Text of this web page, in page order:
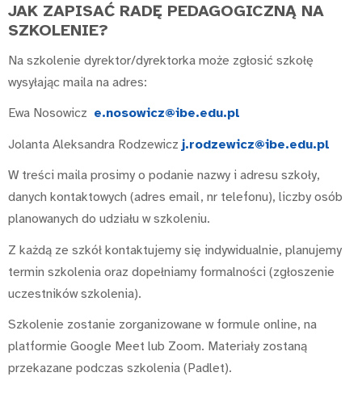
JAK ZAPISAĆ RADĘ PEDAGOGICZNĄ NA
SZKOLENIE?
Na szkolenie dyrektor/dyrektorka może zgłosić szkołę
wysyłając maila na adres:
Ewa Nosowicz e.nosowicz@ibe.edu.pl
Jolanta Aleksandra Rodzewicz j.rodzewicz@ibe.edu.pl
W treści maila prosimy o podanie nazwy i adresu szkoły,
danych kontaktowych (adres email, nr telefonu), liczby osób
planowanych do udziału w szkoleniu.
Z każdą ze szkół kontaktujemy się indywidualnie, planujemy
termin szkolenia oraz dopełniamy formalności (zgłoszenie
uczestników szkolenia).
Szkolenie zostanie zorganizowane w formule online, na
platformie Google Meet lub Zoom. Materiały zostaną
przekazane podczas szkolenia (Padlet).